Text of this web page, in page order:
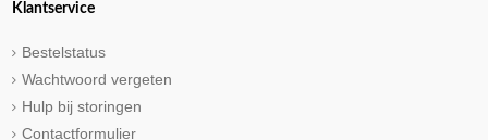
Klantservice
Bestelstatus
Wachtwoord vergeten
Hulp bij storingen
Contactformulier